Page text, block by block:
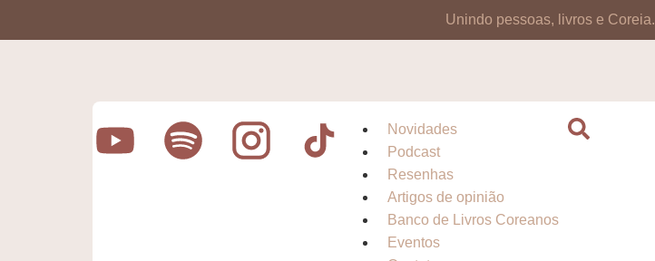
Unindo pessoas, livros e Coreia.
Novidades
Podcast
Resenhas
Artigos de opinião
Banco de Livros Coreanos
Eventos